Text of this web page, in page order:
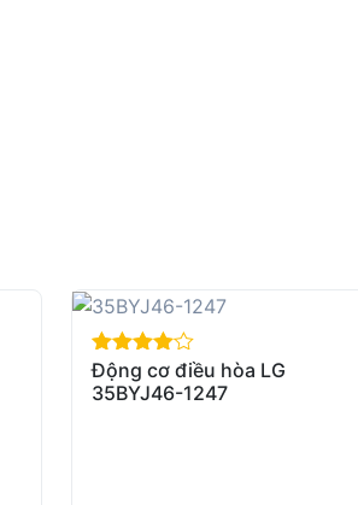
out of 5
Động cơ điều hòa LG
35BYJ46-1247